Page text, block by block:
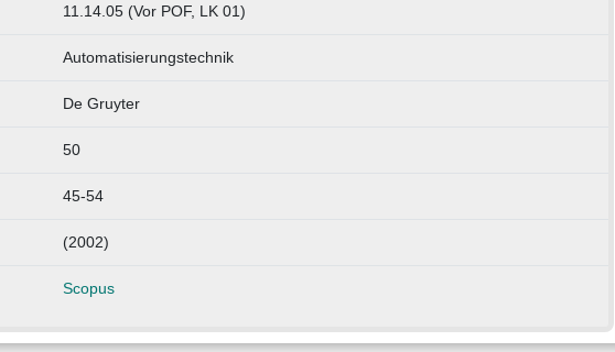
11.14.05 (Vor POF, LK 01)
Automatisierungstechnik
De Gruyter
50
45-54
(2002)
Scopus